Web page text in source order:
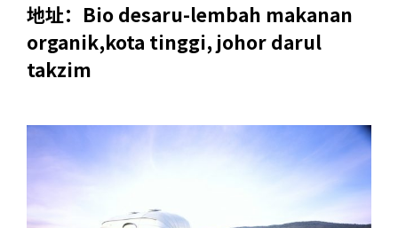
地址：Bio desaru-lembah makanan
organik,kota tinggi, johor darul
takzim